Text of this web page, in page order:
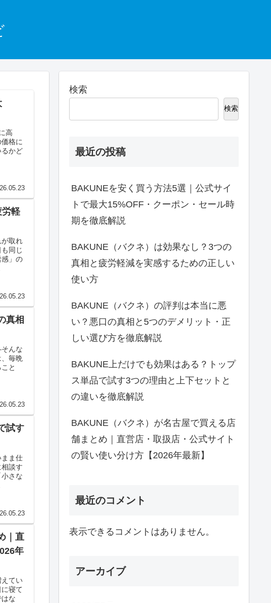
高
格に
かど
労軽
取れ
同じ
」の
真相
んな
毎晩
と
試す
ま仕
談す
さな
｜直
年
てい
寝て
な
検索
検索
最近の投稿
BAKUNEを安く買う方法5選｜公式サイ
トで最大15%OFF・クーポン・セール時
期を徹底解説
BAKUNE（バクネ）は効果なし？3つの
真相と疲労軽減を実感するための正しい
使い方
BAKUNE（バクネ）の評判は本当に悪
い？悪口の真相と5つのデメリット・正
しい選び方を徹底解説
BAKUNE上だけでも効果はある？トップ
ス単品で試す3つの理由と上下セットと
の違いを徹底解説
BAKUNE（バクネ）が名古屋で買える店
舗まとめ｜直営店・取扱店・公式サイト
の賢い使い分け方【2026年最新】
最近のコメント
表示できるコメントはありません。
アーカイブ